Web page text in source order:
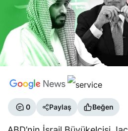
0 Paylaş Beğen